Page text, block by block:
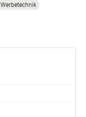
Werbetechnik